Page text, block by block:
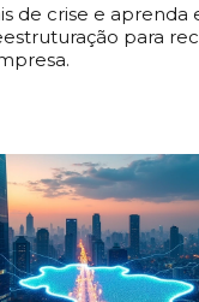
de crise e aprenda
para